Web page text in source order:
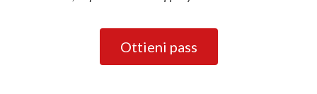
Ottieni pass